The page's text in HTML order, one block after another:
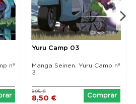
nº
Yuru Camp 03
Manga Seinen. Yuru Camp nº
3
8,50 €
8,95 €
Comprar